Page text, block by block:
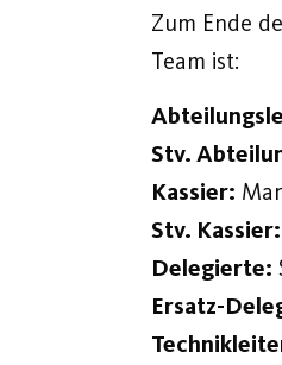
Zum Ende
Team ist:
Stv.
Kassier:
Stv. Kassier:
Delegierte:
Ersatz-